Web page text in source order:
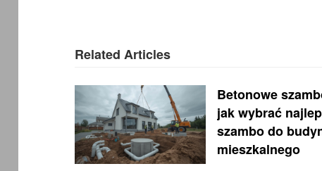
Related Articles
Betonowe
jak wybrać
szambo do
mieszkalnego